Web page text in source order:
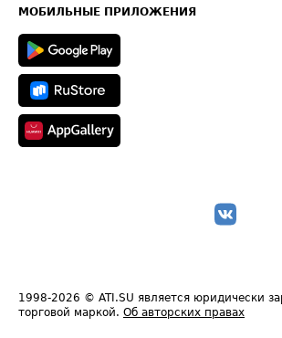
Техническая информация
МОБИЛЬНЫЕ ПРИЛОЖЕНИЯ
1998-2026 © ATI.SU является юридически
торговой маркой. Об авторских правах